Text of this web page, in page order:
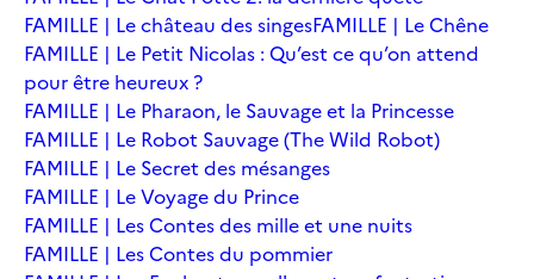
FAMILLE | Le château des singesFAMILLE | Le Chêne
FAMILLE | Le Petit Nicolas : Qu’est ce qu’on attend
pour être heureux ?
FAMILLE | Le Pharaon, le Sauvage et la Princesse
FAMILLE | Le Robot Sauvage (The Wild Robot)
FAMILLE | Le Secret des mésanges
FAMILLE | Le Voyage du Prince
FAMILLE | Les Contes des mille et une nuits
FAMILLE | Les Contes du pommier